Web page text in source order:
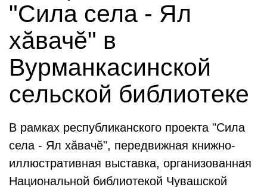
"Сила села - Ял
хӑвачӗ" в
Вурманкасинской
сельской библиотеке
В рамках республиканского проекта "Сила
села - Ял хӑвачӗ", передвижная книжно-
иллюстративная выставка, организованная
Национальной библиотекой Чувашской